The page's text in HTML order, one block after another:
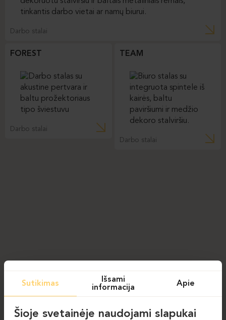
Darbo stalai
FOREST
Darbo stalai
TEAM
Darbo stalai
Sutikimas
Išsami
informacija
Apie
Šioje svetainėje naudojami slapukai